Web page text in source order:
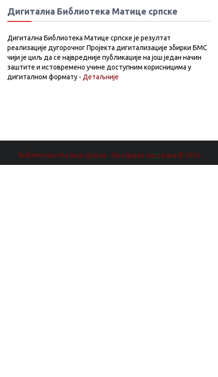
Дигитална Библиотека Матице српске
Дигитална Библиотека Матице српске је резултат
реализације дугорочног Пројекта дигитализације збирки БМС
чији је циљ да се највредније публикације на још један начин
заштите и истовремено учине доступним корисницима у
дигиталном формату - Детаљније
Библиотека Матице српске - Сва права задржана.© 2026